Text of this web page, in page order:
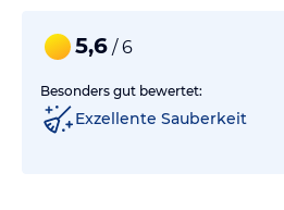
5,6 / 6
Besonders gut bewertet:
Exzellente Sauberkeit